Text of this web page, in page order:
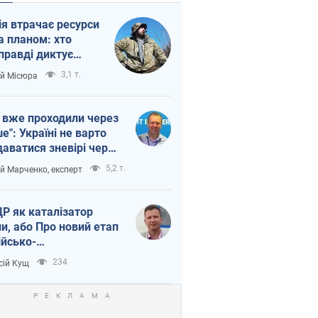
втрачає ресурси
планом: хто
диктує
війни
Місюра 3,1 т.
проходили через
Україні не варто
зневірі через
терор
Марченко, експерт 5,2 т.
як каталізатор
або Про новий етап
Кущ 234